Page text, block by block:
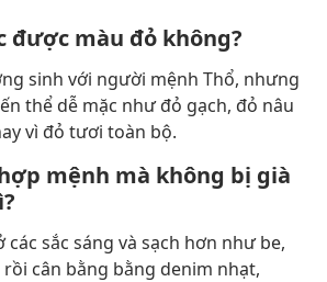
được màu đỏ không?
sinh với người mệnh Thổ, nhưng
thể dễ mặc như đỏ gạch, đỏ nâu
vì đỏ tươi toàn bộ.
mệnh mà không bị già
các sắc sáng và sạch hơn như be,
cân bằng bằng denim nhạt,